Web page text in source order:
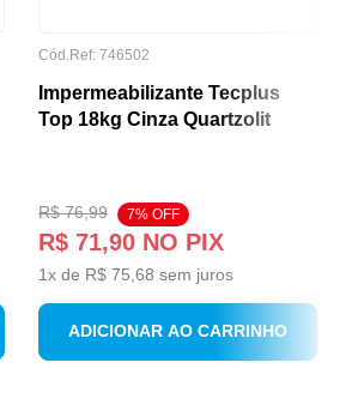
Cód.Ref:746502
Impermeabilizante Tecplus
Top 18kg Cinza Quartzolit
R$ 76,99 7% OFF
R$ 71,90 NO PIX
1x de R$ 75 ,68 sem juros
ADICIONAR AO CARRINHO